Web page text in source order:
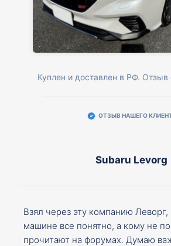
Куплен и доставлен в РФ. Отзыв
ОТЗЫВ НАШЕГО
Subaru Levorg
Взял через эту компанию
машине все понятно, а кому не
прочитают на форумах. Думаю